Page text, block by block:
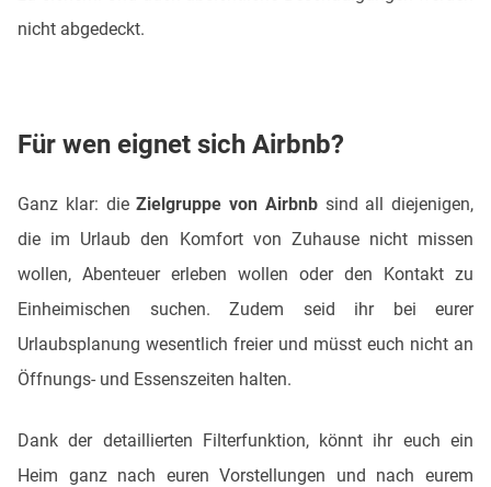
nicht abgedeckt.
Für wen eignet sich Airbnb?
Ganz klar: dieZielgruppe von Airbnbsind all diejenigen,
die im Urlaub den Komfort von Zuhause nicht missen
wollen, Abenteuer erleben wollen oder den Kontakt zu
Einheimischen suchen. Zudem seid ihr bei eurer
Urlaubsplanung wesentlich freier und müsst euch nicht an
Öffnungs- und Essenszeiten halten.
Dank der detaillierten Filterfunktion, könnt ihr euch ein
Heim ganz nach euren Vorstellungen und nach eurem